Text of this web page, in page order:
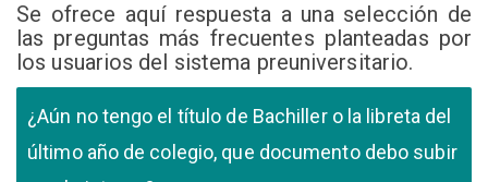
Se ofrece aquí respuesta a una selección de
las preguntas más frecuentes planteadas por
los usuarios del sistema preuniversitario.
¿Aún no tengo el título de Bachiller o la libreta del
último año de colegio, que documento debo subir